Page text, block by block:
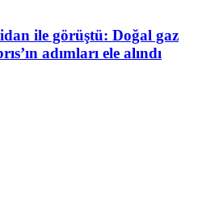
ile görüştü: Doğal gaz
adımları ele alındı